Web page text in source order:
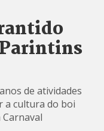
de atividades
a cultura do boi